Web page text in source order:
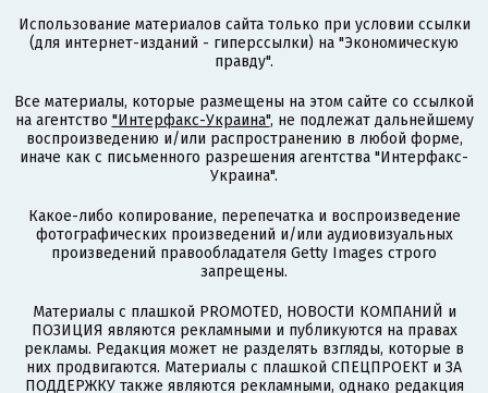
Использование материалов сайта только при условии ссылки
(для интернет-изданий - гиперссылки) на "Экономическую
правду".
Все материалы, которые размещены на этом сайте со ссылкой
на агентство "Интерфакс-Украина", не подлежат дальнейшему
воспроизведению и/или распространению в любой форме,
иначе как с письменного разрешения агентства "Интерфакс-
Украина".
Какое-либо копирование, перепечатка и воспроизведение
фотографических произведений и/или аудиовизуальных
произведений правообладателя Getty Images строго
запрещены.
Материалы с плашкой PROMOTED, НОВОСТИ КОМПАНИЙ и
ПОЗИЦИЯ являются рекламными и публикуются на правах
рекламы. Редакция может не разделять взгляды, которые в
них продвигаются. Материалы с плашкой СПЕЦПРОЕКТ и ЗА
ПОДДЕРЖКУ также являются рекламными, однако редакция